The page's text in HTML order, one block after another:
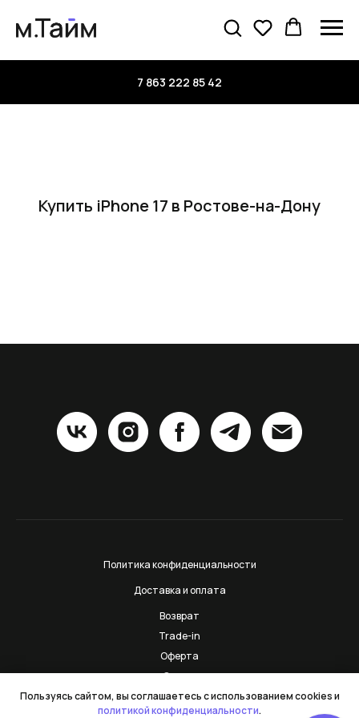
7 863 222 85 42
Купить iPhone 17 в Ростове-на-Дону
Пользуясь сайтом, вы соглашаетесь с использованием cookies и
политикой конфиденциальности.
Политика конфиденциальности
Доставка и оплата
Возврат
Trade-in
Оферта
Сервис
Контакты